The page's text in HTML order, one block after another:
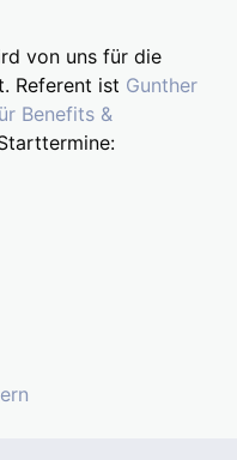
von uns für die
Referent ist Gunther
Benefits &